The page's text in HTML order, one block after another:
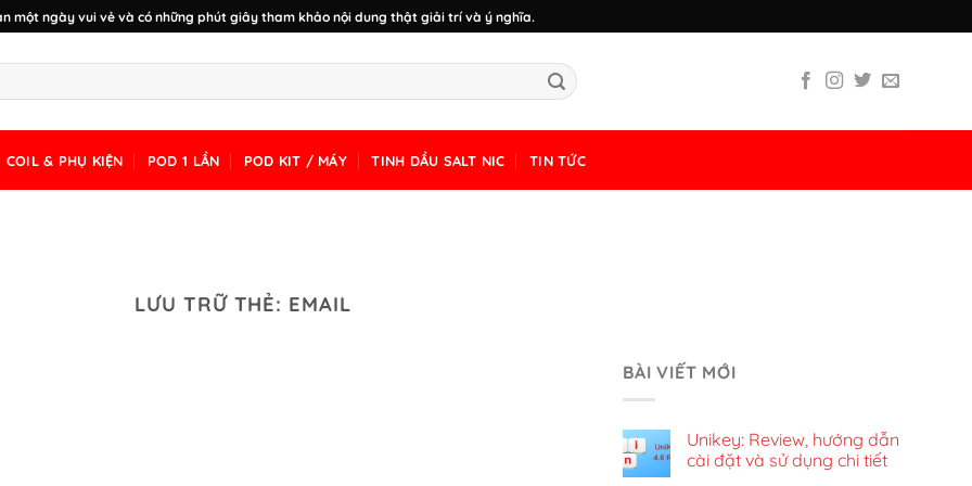
một ngày vui vẻ và có những phút giây tham khảo nội dung thật giải trí và ý nghĩa.
COIL & PHỤ KIỆN POD 1 LẦN POD KIT / MÁY TINH DẦU SALT NIC TIN TỨC
LƯU TRỮ THẺ: EMAIL
BÀI VIẾT MỚI
Unikey: Review, hướng dẫn
cài đặt và sử dụng chi tiết